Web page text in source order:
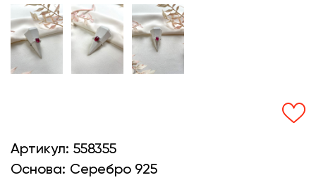
Артикул: 558355
Основа: Серебро 925